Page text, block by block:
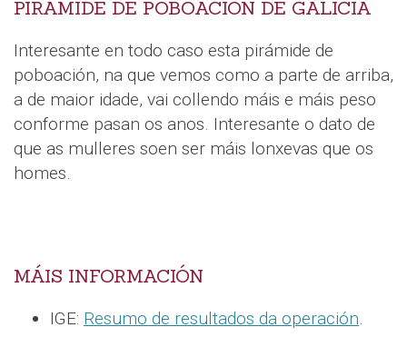
PIRÁMIDE DE POBOACIÓN DE GALICIA
Interesante en todo caso esta pirámide de
poboación, na que vemos como a parte de arriba,
a de maior idade, vai collendo máis e máis peso
conforme pasan os anos. Interesante o dato de
que as mulleres soen ser máis lonxevas que os
homes.
MÁIS INFORMACIÓN
IGE: Resumo de resultados da operación.